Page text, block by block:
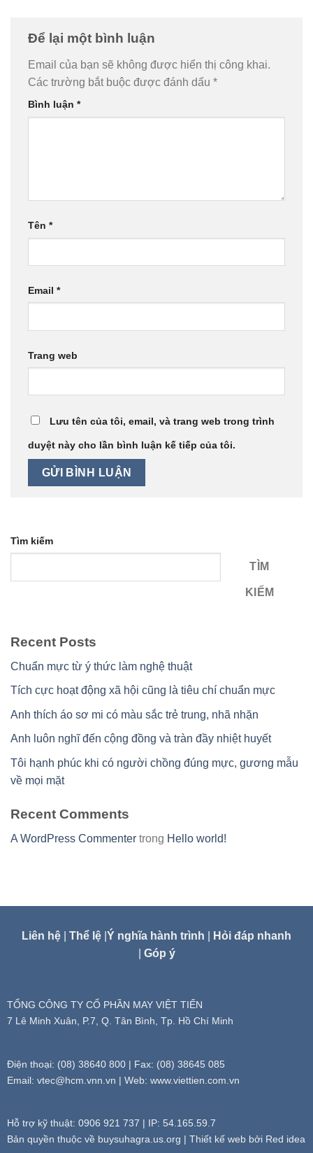
Để lại một bình luận
Email của bạn sẽ không được hiển thị công khai.
Các trường bắt buộc được đánh dấu *
Bình luận *
Tên *
Email *
Trang web
Lưu tên của tôi, email, và trang web trong trình
duyệt này cho lần bình luận kế tiếp của tôi.
Tìm kiếm
TÌM
KIẾM
Recent Posts
Chuẩn mực từ ý thức làm nghệ thuật
Tích cực hoạt động xã hội cũng là tiêu chí chuẩn mực
Anh thích áo sơ mi có màu sắc trẻ trung, nhã nhặn
Anh luôn nghĩ đến cộng đồng và tràn đầy nhiệt huyết
Tôi hạnh phúc khi có người chồng đúng mực, gương mẫu
về mọi mặt
Recent Comments
A WordPress Commenter trong Hello world!
Liên hệ Thể lệ Ý nghĩa hành trình
Hỏi đáp nhanh
Góp ý
TỔNG CÔNG TY CỔ PHẦN MAY VIỆT TIẾN
7 Lê Minh Xuân, P.7, Q. Tân Bình, Tp. Hồ Chí Minh
Điện thoại: (08) 38640 800 | Fax: (08) 38645 085
Email: vtec@hcm.vnn.vn | Web: www.viettien.com.vn
Hỗ trợ kỹ thuật: 0906 921 737 | IP: 54.165.59.7
Bản quyền thuộc về buysuhagra.us.org | Thiết kế web bởi Red idea